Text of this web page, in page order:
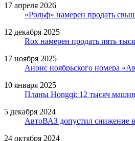
17 апреля 2026
«Рольф» намерен продать
12 декабря 2025
Rox намерен продать пять
17 ноября 2025
Анонс ноябрьского номера
10 января 2025
Планы Hongqi: 12 тысяч
5 декабря 2024
АвтоВАЗ допустил снижение
24 октября 2024